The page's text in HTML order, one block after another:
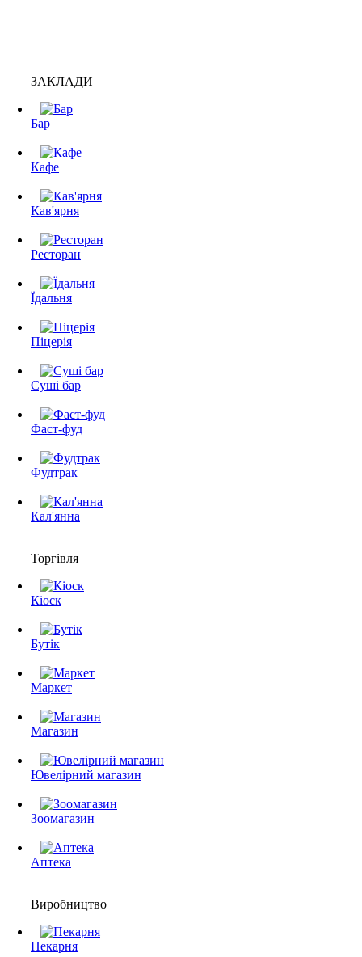
ЗАКЛАДИ
Бар
Кафе
Кав'ярня
Ресторан
Їдальня
Піцерія
Суші бар
Фаст-фуд
Фудтрак
Кал'янна
Торгівля
Кіоск
Бутік
Маркет
Магазин
Ювелірний магазин
Зоомагазин
Аптека
Виробництво
Пекарня